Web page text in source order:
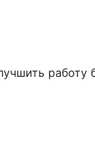
работу